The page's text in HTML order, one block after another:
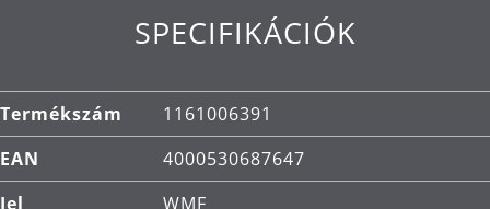
SPECIFIKÁCIÓK
Termékszám
1161006391
EAN
4000530687647
Jel
WMF